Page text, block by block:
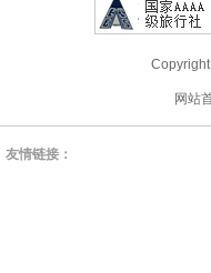
网站
友情链接：